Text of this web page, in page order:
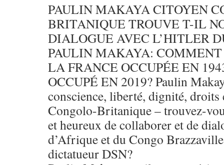
PAULIN MAKAYA CITOYEN
BRITANIQUE TROUVE T-IL
DIALOGUE AVEC L’HITLER
PAULIN MAKAYA: COMMENT
LA FRANCE OCCUPÉE EN
OCCUPÉ EN 2019? Paulin
conscience, liberté, dignité, droits
Congolo-Britanique – trouvez-
et heureux de collaborer et de
d’Afrique et du Congo
dictatueur DSN?